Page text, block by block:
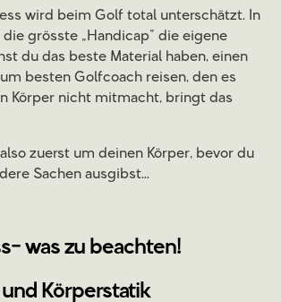
wird beim Golf total unterschätzt. In
grösste „Handicap” die eigene
du das beste Material haben, einen
besten Golfcoach reisen, den es
Körper nicht mitmacht, bringt das
zuerst um deinen Körper, bevor du
Sachen ausgibst...
was zu beachten!
Körperstatik